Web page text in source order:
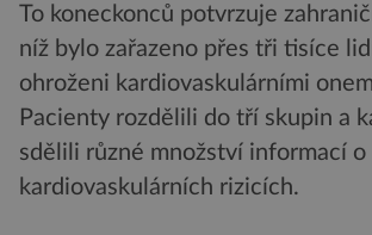
To koneckonců potvrzuje
níž bylo zařazeno přes tři tisíce
ohroženi kardiovaskulárními
Pacienty rozdělili do tří skupin a
sdělili různé množství informací o
kardiovaskulárních rizicích.